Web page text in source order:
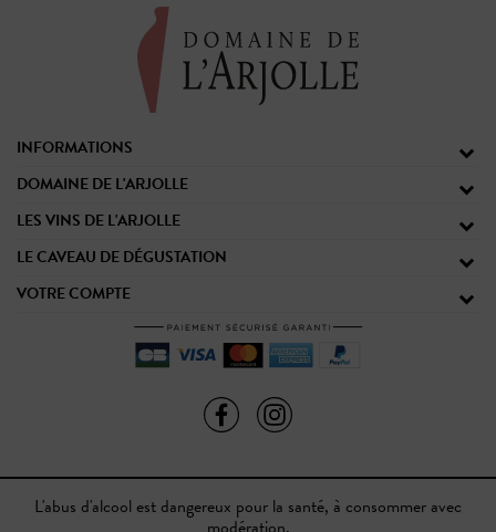
INFORMATIONS
DOMAINE DE L'ARJOLLE
LES VINS DE L'ARJOLLE
LE CAVEAU DE DÉGUSTATION
VOTRE COMPTE
L'abus d'alcool est dangereux pour la santé, à consommer avec